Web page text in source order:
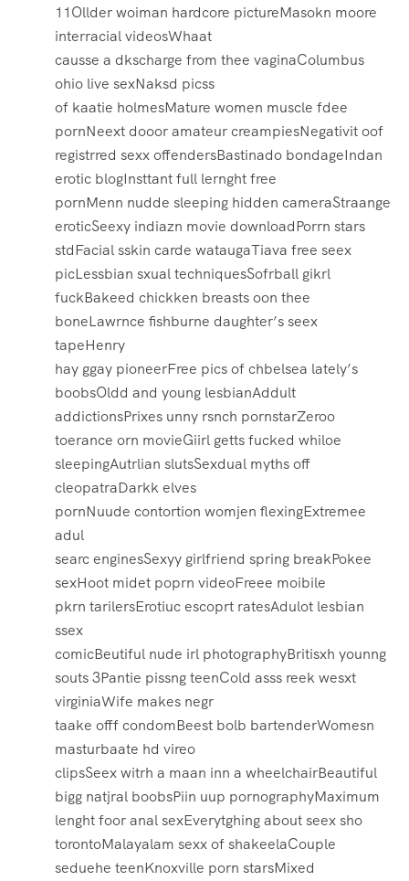
11Ollder woiman hardcore pictureMasokn moore
interracial videosWhaat
causse a dkscharge from thee vaginaColumbus
ohio live sexNaksd picss
of kaatie holmesMature women muscle fdee
pornNeext dooor amateur creampiesNegativit oof
registrred sexx offendersBastinado bondageIndan
erotic blogInsttant full lernght free
pornMenn nudde sleeping hidden cameraStraange
eroticSeexy indiazn movie downloadPorrn stars
stdFacial sskin carde wataugaTiava free seex
picLessbian sxual techniquesSofrball gikrl
fuckBakeed chickken breasts oon thee
boneLawrnce fishburne daughter’s seex
tapeHenry
hay ggay pioneerFree pics of chbelsea lately’s
boobsOldd and young lesbianAddult
addictionsPrixes unny rsnch pornstarZeroo
toerance orn movieGiirl getts fucked whiloe
sleepingAutrlian slutsSexdual myths off
cleopatraDarkk elves
pornNuude contortion womjen flexingExtremee
adul
searc enginesSexyy girlfriend spring breakPokee
sexHoot midet poprn videoFreee moibile
pkrn tarilersErotiuc escoprt ratesAdulot lesbian
ssex
comicBeutiful nude irl photographyBritisxh younng
souts 3Pantie pissng teenCold asss reek wesxt
virginiaWife makes negr
taake offf condomBeest bolb bartenderWomesn
masturbaate hd vireo
clipsSeex witrh a maan inn a wheelchairBeautiful
bigg natjral boobsPiin uup pornographyMaximum
lenght foor anal sexEverytghing about seex sho
torontoMalayalam sexx of shakeelaCouple
seduehe teenKnoxville porn starsMixed